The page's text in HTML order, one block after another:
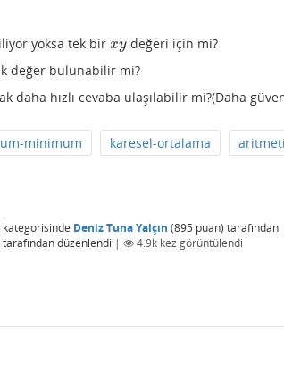
yoksa tek bir xy
xy değeri için mi?
değer bulunabilir mi?
daha hızlı cevaba ulaşılabilir mi?(Daha
minimum karesel-ortalama
kategorisinde Deniz Tuna Yalçın (895 puan) tarafından
tarafındandüzenlendi | 4.9k kez görüntülendi